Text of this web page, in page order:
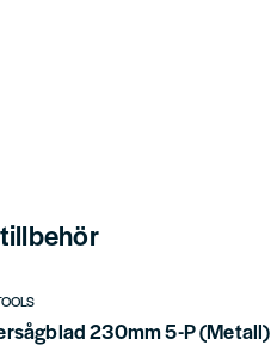
230mm 5-P (Metall)